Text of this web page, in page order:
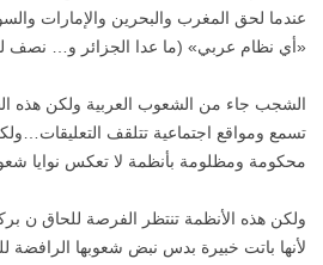
عندما لحق المغرب والبحرين والإمارات
«أي نظام عربي» (ما عدا الجزائر و… نصف
الشجب جاء من الشعوب العربية ولكن هذه
تسمع ومواقع اجتماعية تتلقف
محكومة ومظلومة بأنظمة لا تعكس نوايا
ولكن هذه الأنظمة تنتظر الفرصة للحاق ن
لأنها باتت خبيرة بدس نبض شعوبها الرافضة